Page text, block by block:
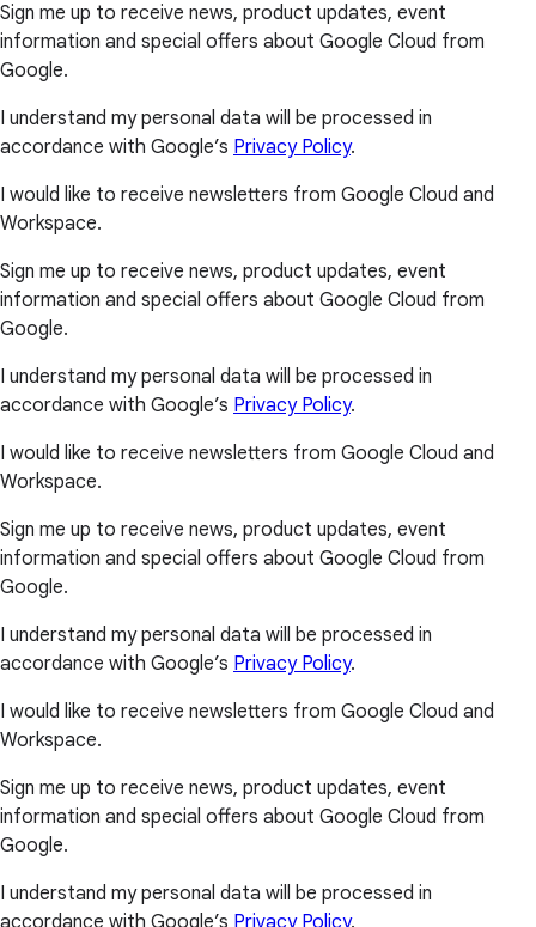
Sign me up to receive news, product updates, event
information and special offers about Google Cloud from
Google.
I understand my personal data will be processed in
accordance with Google’s Privacy Policy.
I would like to receive newsletters from Google Cloud and
Workspace.
Sign me up to receive news, product updates, event
information and special offers about Google Cloud from
Google.
I understand my personal data will be processed in
accordance with Google’s Privacy Policy.
I would like to receive newsletters from Google Cloud and
Workspace.
Sign me up to receive news, product updates, event
information and special offers about Google Cloud from
Google.
I understand my personal data will be processed in
accordance with Google’s Privacy Policy.
I would like to receive newsletters from Google Cloud and
Workspace.
Sign me up to receive news, product updates, event
information and special offers about Google Cloud from
Google.
I understand my personal data will be processed in
accordance with Google’s Privacy Policy.